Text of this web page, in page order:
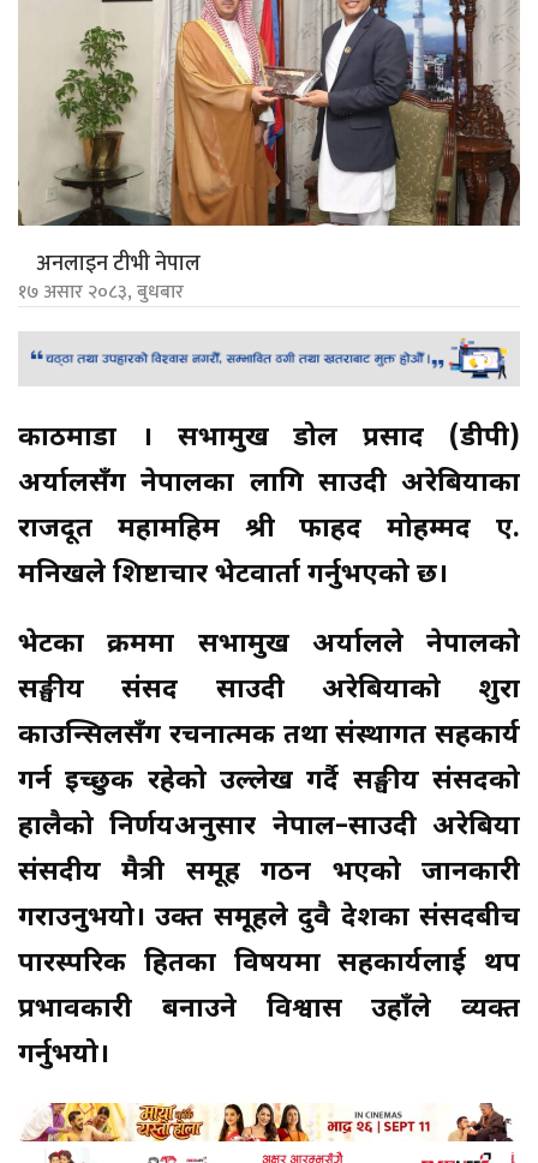
अनलाइन टीभी नेपाल
१७ असार २०८३, बुधबार
काठमाडौं । सभामुख डोल प्रसाद (डीपी)
अर्यालसँग नेपालका लागि साउदी अरेबियाका
राजदूत महामहिम श्री फाहद मोहम्मद ए.
मनिखले शिष्टाचार भेटवार्ता गर्नुभएको छ।
भेटका क्रममा सभामुख अर्यालले नेपालकाे
सङ्घीय संसद साउदी अरेबियाको शुरा
काउन्सिलसँग रचनात्मक तथा संस्थागत सहकार्य
गर्न इच्छुक रहेको उल्लेख गर्दै सङ्घीय संसदको
हालैको निर्णयअनुसार नेपाल–साउदी अरेबिया
संसदीय मैत्री समूह गठन भएको जानकारी
गराउनुभयो। उक्त समूहले दुवै देशका संसदबीच
पारस्परिक हितका विषयमा सहकार्यलाई थप
प्रभावकारी बनाउने विश्वास उहाँले व्यक्त
गर्नुभयो।